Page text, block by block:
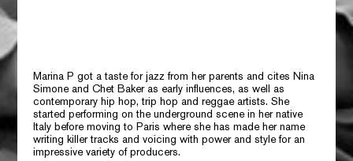
Marina P got a taste for jazz from her parents and cites Nina
Simone and Chet Baker as early influences, as well as
contemporary hip hop, trip hop and reggae artists. She
started performing on the underground scene in her native
Italy before moving to Paris where she has made her name
writing killer tracks and voicing with power and style for an
impressive variety of producers.